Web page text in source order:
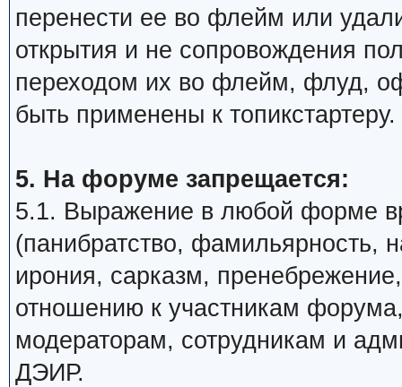
перенести ее во флейм или
открытия и не сопровождения
переходом их во флейм, флуд,
быть применены к топикстартеру.
5. На форуме запрещается:
5.1. Выражение в любой форме
(панибратство, фамильярность,
ирония, сарказм,
отношению к участникам
модераторам, сотрудникам и
ДЭИР.